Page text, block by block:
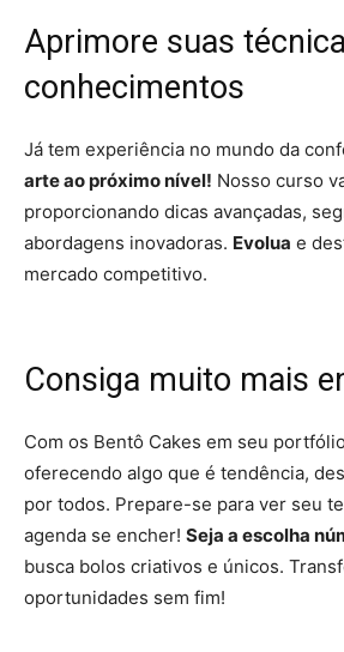
Aprimore suas
conhecimentos
Já tem experiência no mundo da
arte ao próximo nível! Nosso curso
proporcionando dicas avançadas,
abordagens inovadoras. Evolua e
mercado competitivo.
Consiga muito mais
Com os Bentô Cakes em seu
oferecendo algo que é tendência,
por todos. Prepare-se para ver seu
agenda se encher! Seja a escolha
busca bolos criativos e únicos.
oportunidades sem fim!